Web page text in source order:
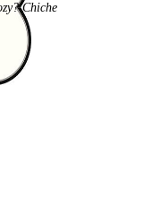
Chiche